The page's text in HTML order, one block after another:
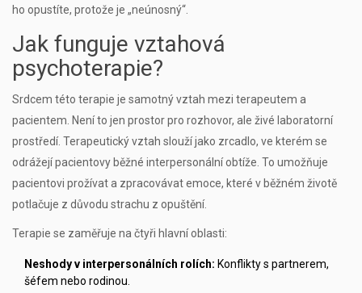
ho opustíte, protože je „neúnosný“.
Jak funguje vztahová
psychoterapie?
Srdcem této terapie je samotný vztah mezi terapeutem a
pacientem. Není to jen prostor pro rozhovor, ale živé laboratorní
prostředí. Terapeutický vztah slouží jako zrcadlo, ve kterém se
odrážejí pacientovy běžné interpersonální obtíže. To umožňuje
pacientovi prožívat a zpracovávat emoce, které v běžném životě
potlačuje z důvodu strachu z opuštění.
Terapie se zaměřuje na čtyři hlavní oblasti:
Neshody v interpersonálních rolích: Konflikty s partnerem,
šéfem nebo rodinou.